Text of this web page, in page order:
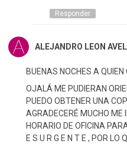
Responder
ALEJANDRO LEON
BUENAS NOCHES A
OJALÁ ME PUDIERAN
PUEDO OBTENER UNA
AGRADECERÉ MUCHO ME
HORARIO DE OFICINA
E S U R G E N T E , POR LO